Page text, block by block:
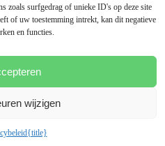
zoals surfgedrag of unieke ID's op deze site
of uw toestemming intrekt, kan dit negatieve
en functies.
wijzigen
{title}
websitesysteem